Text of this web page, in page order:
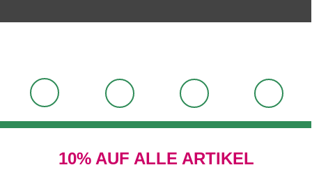
10% AUF ALLE ARTIKEL